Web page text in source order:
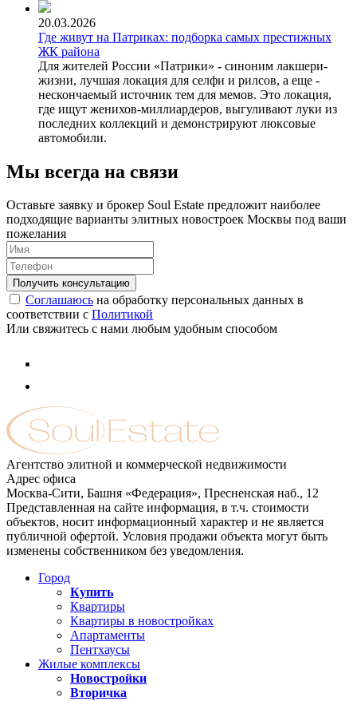
20.03.2026
Где живут на Патриках: подборка самых престижных
ЖК района
Для жителей России «Патрики» - синоним лакшери-
жизни, лучшая локация для селфи и рилсов, а еще -
нескончаемый источник тем для мемов. Это локация,
где ищут женихов-миллиардеров, выгуливают луки из
последних коллекций и демонстрируют люксовые
автомобили.
Мы всегда на связи
Оставьте заявку и брокер Soul Estate предложит наиболее
подходящие варианты элитных новостроек Москвы под ваши
пожелания
Соглашаюсь на обработку персональных данных в
соответствии с Политикой
Или свяжитесь с нами любым удобным способом
Агентство элитной и коммерческой недвижимости
Адрес офиса
Москва-Сити, Башня «Федерация», Пресненская наб., 12
Представленная на сайте информация, в т.ч. стоимости
объектов, носит информационный характер и не является
публичной офертой. Условия продажи объекта могут быть
изменены собственником без уведомления.
Город
Купить
Квартиры
Квартиры в новостройках
Апартаменты
Пентхаусы
Жилые комплексы
Новостройки
Вторичка